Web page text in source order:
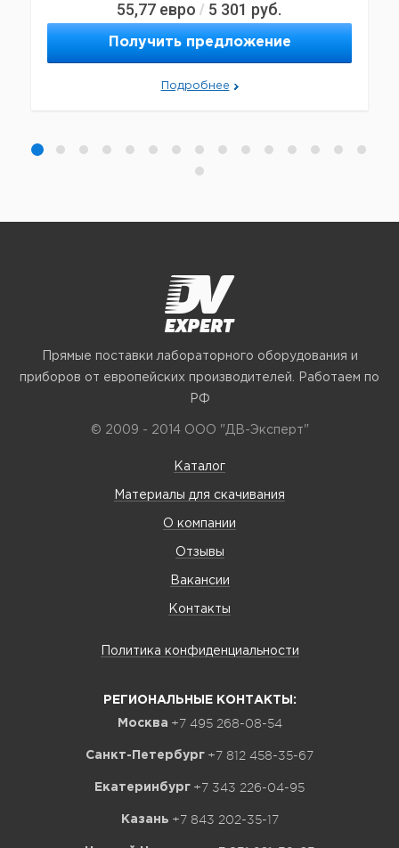
55,77 евро / 5 301 руб.
Получить предложение
Подробнее
Прямые поставки лабораторного оборудования и
приборов от европейских производителей. Работаем по
РФ
© 2009 - 2014 ООО "ДВ-Эксперт"
Каталог
Материалы для скачивания
О компании
Отзывы
Вакансии
Контакты
Политика конфиденциальности
РЕГИОНАЛЬНЫЕ КОНТАКТЫ:
Москва +7 495 268-08-54
Санкт-Петербург +7 812 458-35-67
Екатеринбург +7 343 226-04-95
Казань +7 843 202-35-17